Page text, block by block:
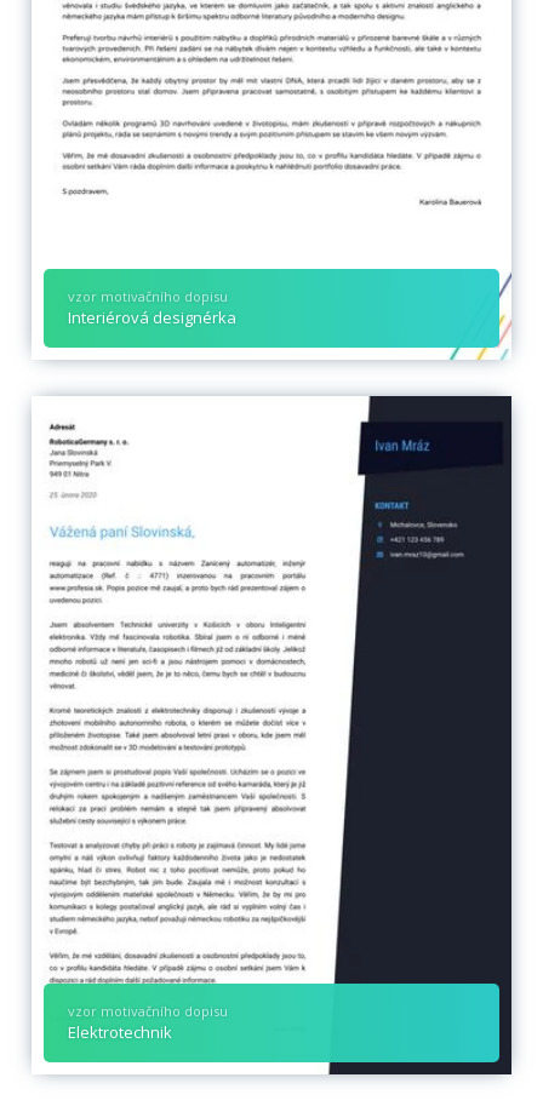
vzor motivačního dopisu
Interiérová designérka
vzor motivačního dopisu
Elektrotechnik